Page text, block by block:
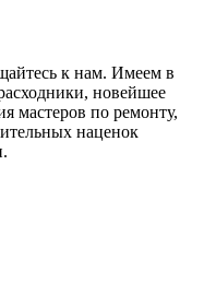
к нам. Имеем в
новейшее
мастеров по ремонту,
наценок